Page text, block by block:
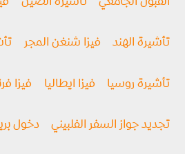
تأشيرة الهند فيزا شنغن المجر
تأشيرة روسيا فیزا ايطاليا فيزا
تجديد جواز السفر الفلبيني دخول